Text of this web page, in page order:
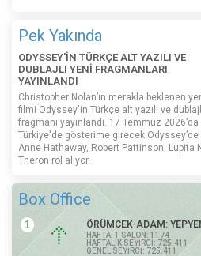
Pek Yakında
ODYSSEY'İN TÜRKÇE ALT YAZILI VE
DUBLAJLI YENİ FRAGMANLARI
YAYINLANDI
Christopher Nolan’ın merakla beklenen
filmi Odyssey'in Türkçe alt yazılı ve
fragmanı yayınlandı. 17 Temmuz 2026’da
Türkiye'de gösterime girecek Odyssey’de
Anne Hathaway, Robert Pattinson, Lupita
Theron rol alıyor.
Box Office
1 ÖRÜMCEK-ADAM:
HAFTA: 1 SALON: 1174
HAFTALIK SEYİRCİ: 725.411
GENEL SEYİRCİ: 725.411